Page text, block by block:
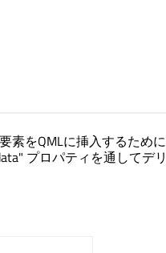
素をQMLに挿入するため
プロパティを通してデ